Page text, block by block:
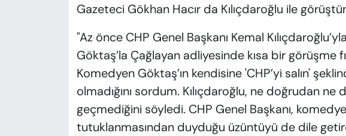
Gazeteci Gökhan Hacır da Kılıçdaroğlu ile
"Az önce CHP Genel Başkanı Kemal
Göktaş’la Çağlayan adliyesinde kısa bir görüşme
Komedyen Göktaş’ın kendisine 'CHP’yi salın'
olmadığını sordum. Kılıçdaroğlu, ne doğrudan
geçmediğini söyledi. CHP Genel Başkanı,
tutuklanmasından duyduğu üzüntüyü de dile